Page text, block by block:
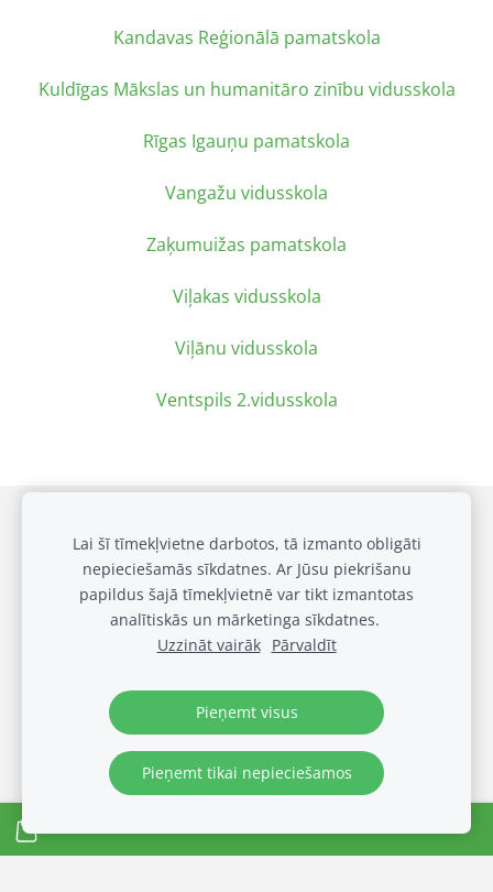
Kandavas Reģionālā pamatskola
Kuldīgas Mākslas un humanitāro zinību vidusskola
Rīgas Igauņu pamatskola
Vangažu vidusskola
Zaķumuižas pamatskola
Viļakas vidusskola
Viļānu vidusskola
Ventspils 2.vidusskola
Galerija
Biežākie jautājumi
Noteikumi
© OUT LOUD SIA 2024 Visas tiesības rezervētas
Lai šī tīmekļvietne darbotos, tā izmanto obligāti
nepieciešamās sīkdatnes. Ar Jūsu piekrišanu
papildus šajā tīmekļvietnē var tikt izmantotas
analītiskās un mārketinga sīkdatnes.
Uzzināt vairāk
Pārvaldīt
Pieņemt visus
Pieņemt tikai nepieciešamos